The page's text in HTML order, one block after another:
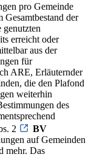
pro Gemeinde
Gesamtbestand der
genutzten
erreicht oder
aus der
für
ARE, Erläuternder
die den Plafond
weiterhin
des
2
BV
auf Gemeinden
mehr. Das